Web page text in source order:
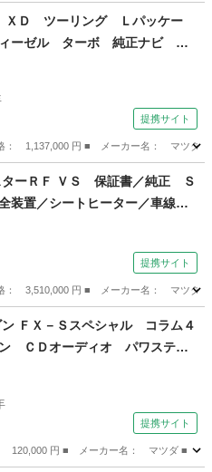
ＸＤ ツーリング Ｌパッケー
ーゼル ターボ 純正ナビ バ
軽減 レーダークルーズ ハー
シートヒーター ＥＴＣ ドラ
ｌｕｅｔｏｏｔｈ ＬＥＤヘ
ートエアコン （車検整備付）
提携サイト
： 1,137,000 円 ■ メーカー名： マツ
ターＲＦ ＶＳ 保証書／純正 Ｓ
装置／シートヒーター／車線逸
ム／シート 合皮／ドライブレ
ヘッドランプ ＬＥＤ／ＵＳＢ
ｅｔｏｏｔｈ接続／ＥＴＣ （検
提携サイト
3,510,000 円 ■ メーカー名： マツダ
ン ＦＸ－Ｓスペシャル コラム４
ＣＤオーディオ パワステ
ス ベンチシート 運転席／助
ＡＢＳ アルミホイール 電動
検9.7）
提携サイト
120,000 円 ■ メーカー名： マツダ ■